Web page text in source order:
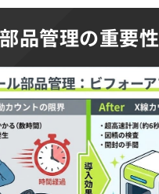
品管理の重要性